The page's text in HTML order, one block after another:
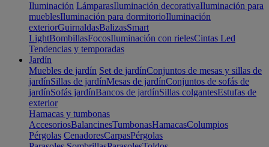
Iluminación LámparasIluminación decorativaIluminación para
mueblesIluminación para dormitorioIluminación
exteriorGuirnaldasBalizasSmart
LightBombillasFocosIluminación con rielesCintas Led
Tendencias y temporadas
Jardín
Muebles de jardín Set de jardínConjuntos de mesas y sillas de
jardínSillas de jardínMesas de jardínConjuntos de sofás de
jardínSofás jardínBancos de jardínSillas colgantesEstufas de
exterior
Hamacas y tumbonas
AccesoriosBalancinesTumbonasHamacasColumpios
Pérgolas CenadoresCarpasPérgolas